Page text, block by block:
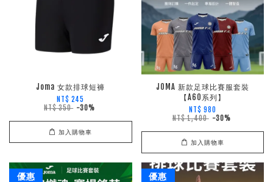
Joma 女款排球短褲
NT$ 245
NT$ 350 -30%
加入購物車
JOMA 新款足球比賽服套裝
【A60系列】
NT$ 980
NT$ 1,400 -30%
加入購物車
優惠 優惠